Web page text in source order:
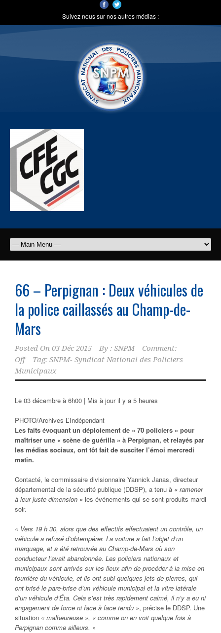
Suivez nous sur nos autres médias :
66 – Perpignan : Deux véhicules de
la police caillassés au Champ-de-
Mars
Posted On 03 Déc 2015 By : SNPM
Comment:
Off
Tag: SNPM- Syndicat National des Policiers
Municipaux
Le 03 décembre à 6h00 | Mis à jour il y a 5 heures
PHOTO/Archives L’Indépendant
Les faits évoquant un déploiement de « 70 policiers » pour
maîtriser une « scène de guérilla » à Perpignan, et relayés par
les médias sociaux, ont tôt fait de susciter l’émoi mercredi
matin.
Contacté, le commissaire divisionnaire Yannick Janas, directeur
départemental de la sécurité publique (DDSP), a tenu à « ramener
à leur juste dimension » les événements qui se sont produits mardi
soir.
« Vers 19 h 30, alors que des effectifs effectuaient un contrôle, un
véhicule a refusé d’obtempérer. La voiture a fait l’objet d’un
marquage, et a été retrouvée au Champ-de-Mars où son
conducteur l’avait abandonnée. Les policiers nationaux et
municipaux sont arrivés sur les lieux afin de procéder à la mise en
fourrière du véhicule, et ils ont subi quelques jets de pierres, qui
ont brisé le pare-brise d’un véhicule municipal et la vitre latérale
d’un véhicule d’Éta. Cela s’est très rapidement calmé, il n’y a eu ni
engagement de force ni face à face tendu », précise le DDSP. Une
situation « malheureuse », « comme on en voit quelque fois à
Perpignan comme ailleurs. »